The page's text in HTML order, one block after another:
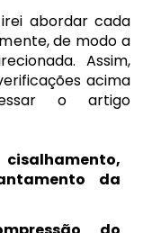
abordar cada
de modo a
Assim,
acima
o artigo
da